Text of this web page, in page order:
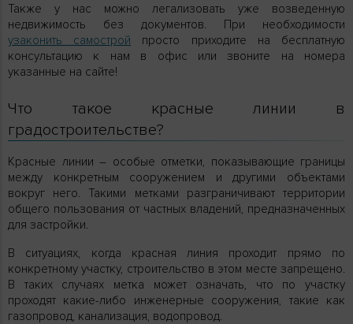
Также у нас можно легализовать уже возведенную
недвижимость без документов. При необходимости
узаконить самострой просто приходите на бесплатную
консультацию к нам в офис или звоните на номера
указанные на сайте!
Что такое красные линии в
градостроительстве?
Красные линии – особые отметки, показывающие границы
между конкретным сооружением и другими объектами
вокруг него. Такими метками разграничивают территории
общего пользования от частных владений, предназначенных
для застройки.
В ситуациях, когда красная линия проходит прямо по
конкретному участку, строительство в этом месте запрещено.
В таких случаях метка может означать, что по участку
проходят какие-либо инженерные сооружения, такие как
газопровод, канализация, водопровод.